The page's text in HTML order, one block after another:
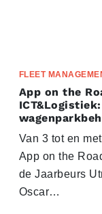
FLEET
App on the
Van 3 tot en
App on the
de Jaarbeurs
Oscar…